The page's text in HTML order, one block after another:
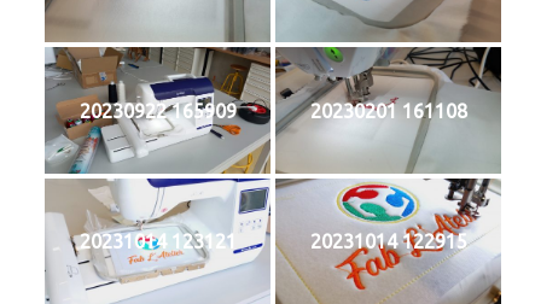
20230922 165909 20230201 161108
20231014 123121 20231014 122915